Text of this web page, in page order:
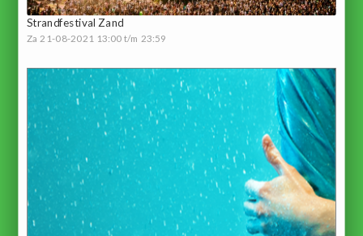
Strandfestival Zand
Za 21-08-2021 13:00 t/m 23:59